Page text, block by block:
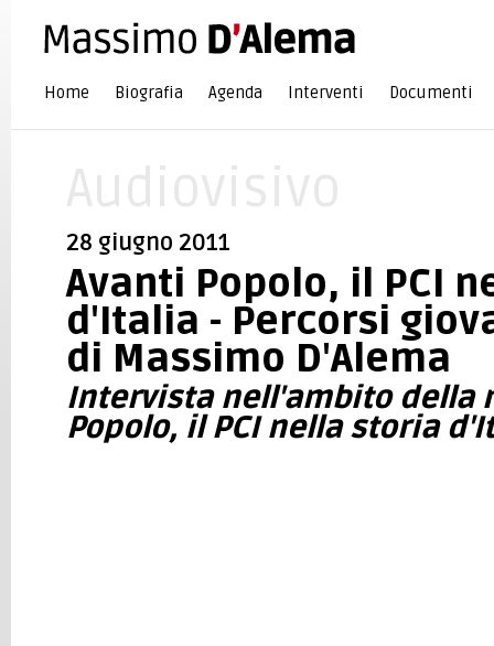
Home Biografia Agenda Interventi Documenti
28 giugno 2011
Avanti Popolo, il PCI
d'Italia - Percorsi
di Massimo D'Alema
Intervista nell'ambito della
Popolo, il PCI nella storia